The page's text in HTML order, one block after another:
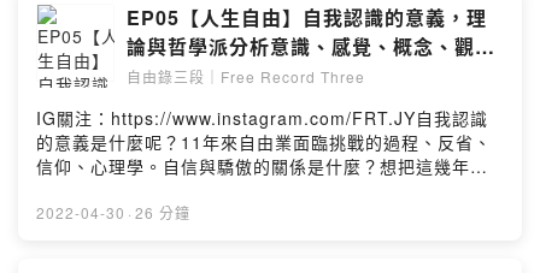
節目https://open.firstory.me/join/frt777邀請路人五星評
論留言，聽大家回饋是我錄製的動力~留言告訴我你對這一
集的想法：
https://open.firstory.me/user/ckgnmaw9rvfez0813yllz
e011/comments歡迎工商業配贊助乾爹乾娘聯
繫:frt.jy777@gmail.comPowered by Firstory Hosting
EP05【人生自由】自我認識的意義，理
論與哲學派分析意識、感覺、概念、觀察
和評價是自信？驕傲？
自由錄三段｜Free Record Three
IG關注：https://www.instagram.com/FRT.JY自我認識
的意義是什麼呢？11年來自由業面臨挑戰的過程、反省、
信仰、心理學。自信與驕傲的關係是什麼？想把這幾年的
感受一下吧!小額贊助支持本節目：
2022-04-30 · 26 分鐘